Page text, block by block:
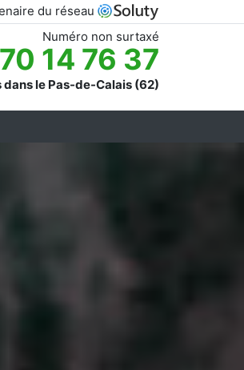
du réseau
Numéro non surtaxé
14 76 37
le Pas-de-Calais (62)